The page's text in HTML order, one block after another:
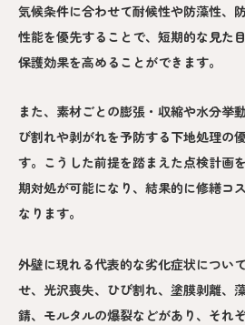
気候条件に合わせて耐候性や防藻性、
性能を優先することで、短期的な見た
保護効果を高めることができます。
また、素材ごとの膨張・収縮や水分挙
び割れや剥がれを予防する下地処理の
す。こうした前提を踏まえた点検計画
期対処が可能になり、結果的に修繕コ
なります。
外壁に現れる代表的な劣化症状につい
せ、光沢喪失、ひび割れ、塗膜剥離、
錆、モルタルの爆裂などがあり、それ